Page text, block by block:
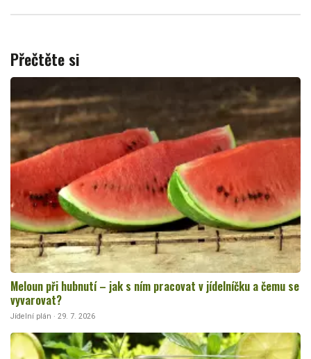
Přečtěte si
Meloun při hubnutí – jak s ním pracovat v jídelníčku a čemu se
vyvarovat?
Jídelní plán · 29. 7. 2026